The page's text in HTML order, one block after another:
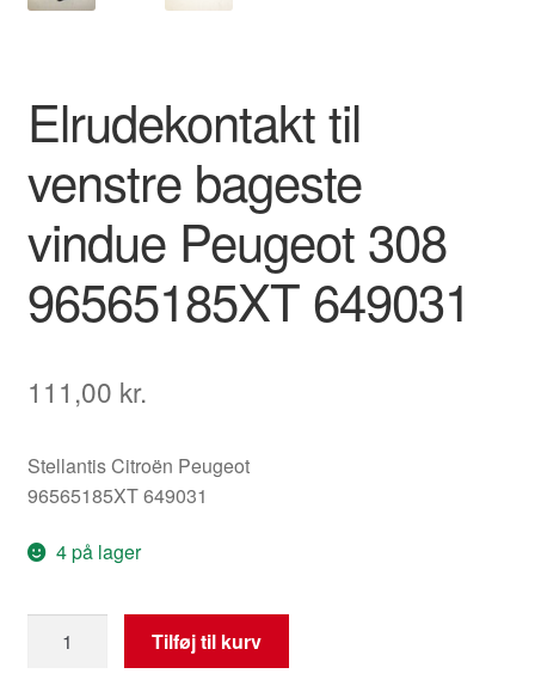
Elrudekontakt til
venstre bageste
vindue Peugeot 308
96565185XT 649031
111,00 kr.
Stellantis Citroën Peugeot
96565185XT 649031
4 på lager
Tilføj til kurv